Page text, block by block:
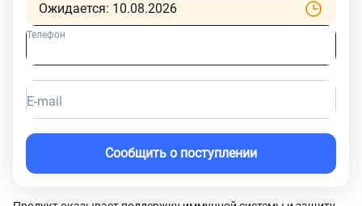
Ожидается: 10.08.2026
Телефон
E-mail
Сообщить о поступлении